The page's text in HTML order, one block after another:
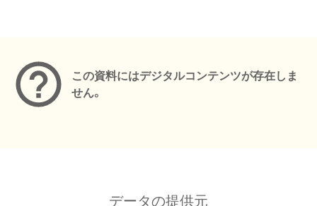
この資料にはデジタルコンテンツが存在しま
せん。
データの提供元